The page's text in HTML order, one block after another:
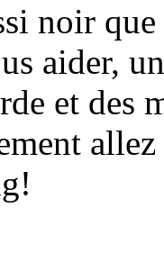
noir
aider,
et des